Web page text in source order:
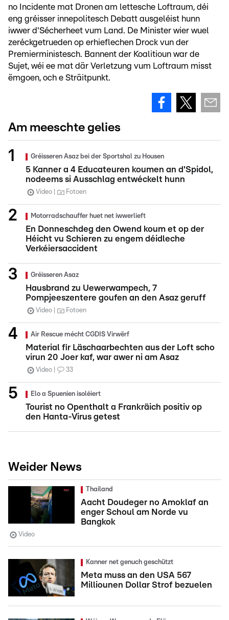
no Incidente mat Dronen am lettesche Loftraum, déi
eng gréisser innepolitesch Debatt ausgeléist hunn
iwwer d'Sécherheet vum Land. De Minister wier wuel
zeréckgetrueden op erhieflechen Drock vun der
Premierministesch. Bannent der Koalitioun war de
Sujet, wéi ee mat där Verletzung vum Loftraum misst
ëmgoen, och e Sträitpunkt.
Am meeschte gelies
Gréisseren Asaz bei der Sportshal zu Housen
5 Kanner a 4 Educateuren koumen an d'Spidol,
nodeems si Ausschlag entwéckelt hunn
Video Fotoen
Motorradschauffer huet net iwwerlieft
En Donneschdeg den Owend koum et op der
Héicht vu Schieren zu engem déidleche
Verkéiersaccident
Gréisseren Asaz
Hausbrand zu Uewerwampech, 7
Pompjeeszentere goufen an den Asaz geruff
Video Fotoen
Air Rescue mécht CGDIS Virwërf
Material fir Läschaarbechten aus der Loft scho
virun 20 Joer kaf, war awer ni am Asaz
Video 33
Elo a Spuenien isoléiert
Tourist no Openthalt a Frankräich positiv op
den Hanta-Virus getest
Weider News
Thailand
Aacht Doudeger no Amoklaf an
enger Schoul am Norde vu
Bangkok
Video
Kanner net genuch geschützt
Meta muss an den USA 567
Milliounen Dollar Strof bezuelen